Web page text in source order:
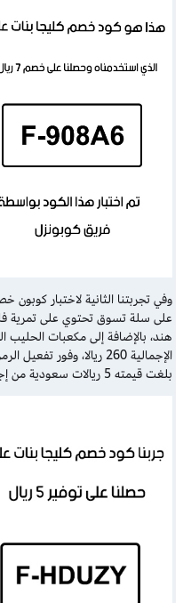
وفي تجربتنا الثانية لاختبار
على سلة تسوق تحتوي على
هند، بالإضافة إلى مكعبات الحليب
بلغت قيمته 5 ريالات سعودية من إجمالي الطلب كما هو موضح بالصورة.